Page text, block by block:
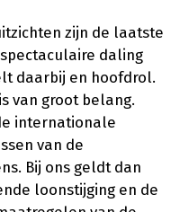
zijn de laatste
daling
daarbij en hoofdrol.
van groot belang.
internationale
van de
Bij ons geldt dan
loonstijging en de